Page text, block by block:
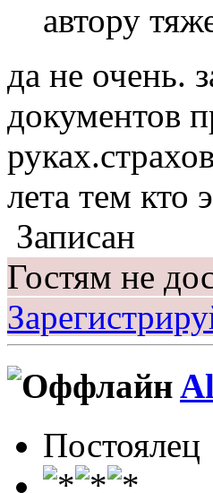
автору
да не очень.
документов
лета тем кто
Записан
Гостям не
Постоялец